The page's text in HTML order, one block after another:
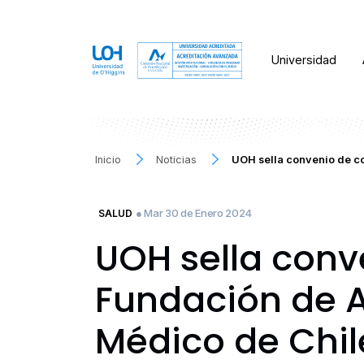
Universidad
Inicio Noticias UOH sella convenio de
SALUD ● Mar 30 de Enero 2024
UOH sella
Fundación de
Médico de